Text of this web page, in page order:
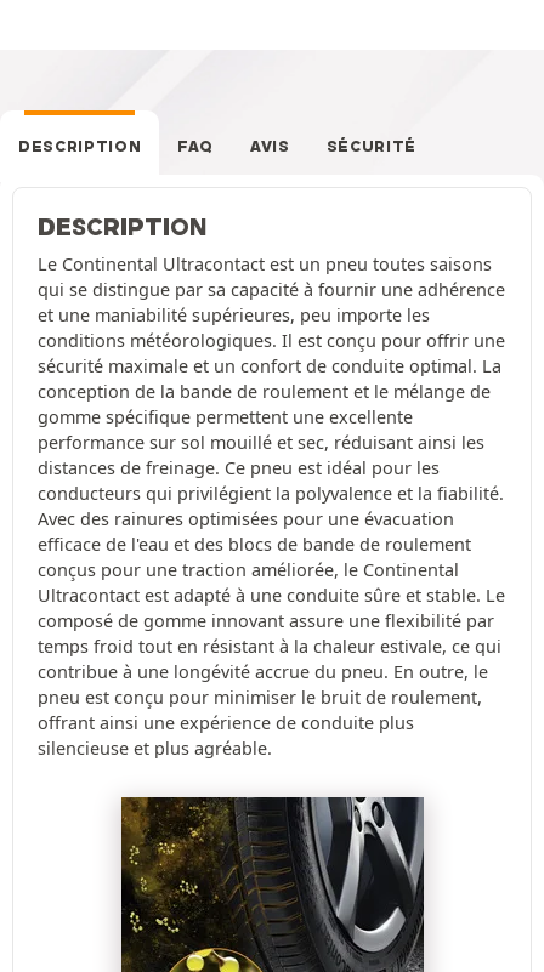
DESCRIPTION FAQ AVIS SÉCURITÉ
DESCRIPTION
Le Continental Ultracontact est un pneu toutes saisons
qui se distingue par sa capacité à fournir une adhérence
et une maniabilité supérieures, peu importe les
conditions météorologiques. Il est conçu pour offrir une
sécurité maximale et un confort de conduite optimal. La
conception de la bande de roulement et le mélange de
gomme spécifique permettent une excellente
performance sur sol mouillé et sec, réduisant ainsi les
distances de freinage. Ce pneu est idéal pour les
conducteurs qui privilégient la polyvalence et la fiabilité.
Avec des rainures optimisées pour une évacuation
efficace de l'eau et des blocs de bande de roulement
conçus pour une traction améliorée, le Continental
Ultracontact est adapté à une conduite sûre et stable. Le
composé de gomme innovant assure une flexibilité par
temps froid tout en résistant à la chaleur estivale, ce qui
contribue à une longévité accrue du pneu. En outre, le
pneu est conçu pour minimiser le bruit de roulement,
offrant ainsi une expérience de conduite plus
silencieuse et plus agréable.